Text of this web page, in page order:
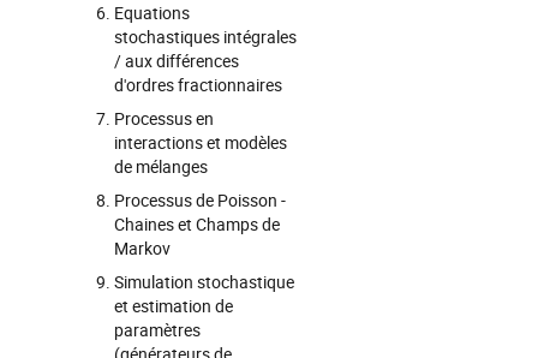
Equations
stochastiques intégrales
/ aux différences
d'ordres fractionnaires
Processus en
interactions et modèles
de mélanges
Processus de Poisson -
Chaines et Champs de
Markov
Simulation stochastique
et estimation de
paramètres